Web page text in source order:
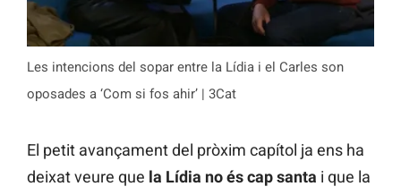
Les intencions del sopar entre la Lídia i el Carles son
oposades a ‘Com si fos ahir’ | 3Cat
El petit avançament del pròxim capítol ja ens ha
deixat veure que la Lídia no és cap santa i que la